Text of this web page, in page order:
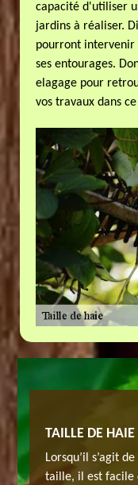
capacité d'utiliser
jardins à réaliser.
pourront intervenir
ses entourages.
elagage pour
vos travaux dans
TAILLE DE
Lorsqu’il s’agit
taille, il est